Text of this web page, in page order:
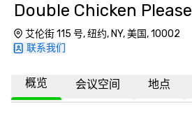
Double Chicken Please
艾伦街 115 号, 纽约, NY, 美国, 10002
联系我们
概览 会议空间 地点